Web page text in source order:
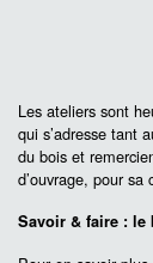
Les ateliers sont
qui s’adresse tant
du bois et
d’ouvrage, pour sa
Savoir & faire : le